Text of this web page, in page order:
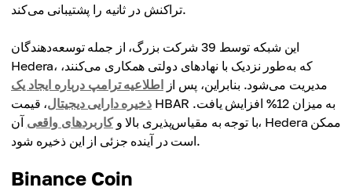
تراکنش در ثانیه را پشتیبانی می‌کند.
این شبکه توسط 39 شرکت بزرگ، از جمله توسعه‌دهندگان
Hedera، که به‌طور نزدیک با نهادهای دولتی همکاری می‌کنند،
مدیریت می‌شود. بنابراین، پس از اطلاعیه ترامپ درباره ایجاد یک
ذخیره دارایی دیجیتال، قیمت HBAR به میزان 12% افزایش یافت.
با توجه به مقیاس‌پذیری بالا وکاربردهای واقعی آن، Hedera ممکن
است در آینده جزئی از این ذخیره شود.
Binance Coin